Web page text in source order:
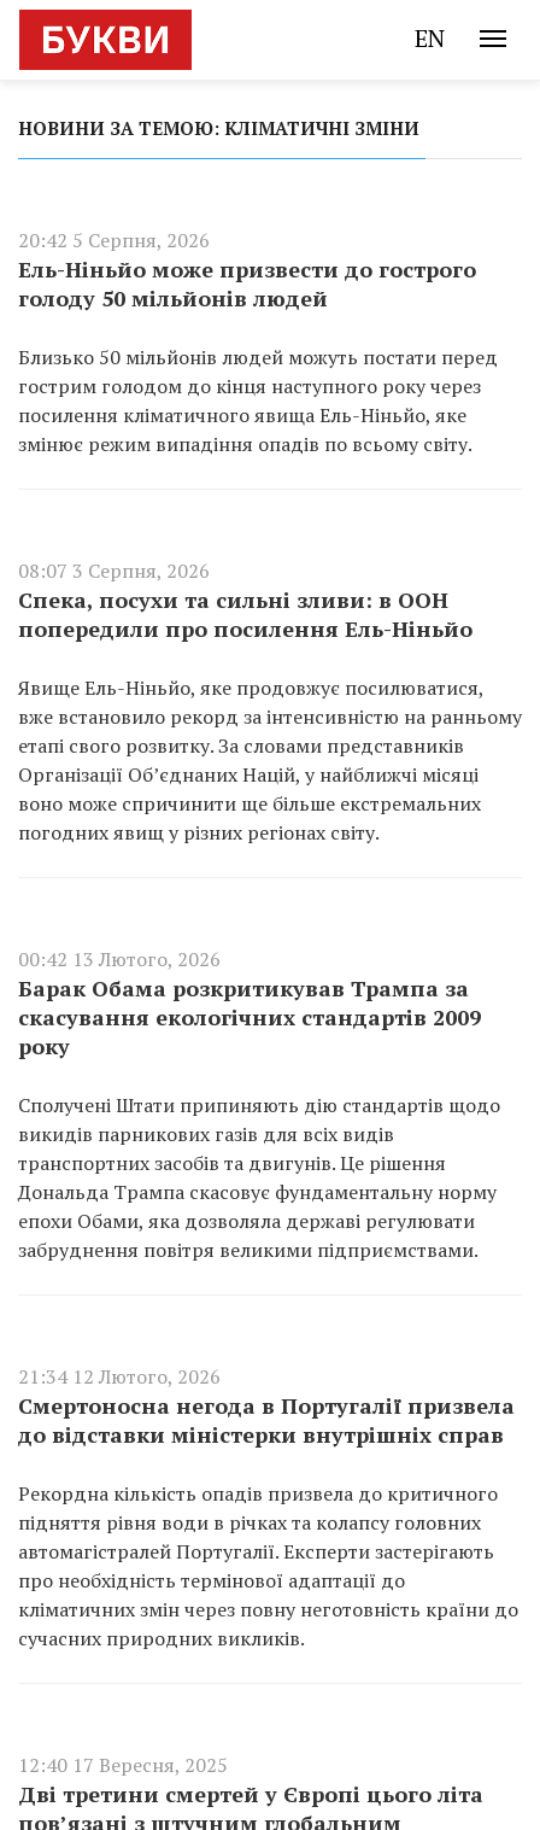
EN
НОВИНИ ЗА ТЕМОЮ: КЛІМАТИЧНІ ЗМІНИ
20:42 5 Серпня, 2026
Ель-Ніньйо може призвести до гострого
голоду 50 мільйонів людей
Близько 50 мільйонів людей можуть постати перед
гострим голодом до кінця наступного року через
посилення кліматичного явища Ель-Ніньйо, яке
змінює режим випадіння опадів по всьому світу.
08:07 3 Серпня, 2026
Спека, посухи та сильні зливи: в ООН
попередили про посилення Ель-Ніньйо
Явище Ель-Ніньйо, яке продовжує посилюватися,
вже встановило рекорд за інтенсивністю на ранньому
етапі свого розвитку. За словами представників
Організації Об’єднаних Націй, у найближчі місяці
воно може спричинити ще більше екстремальних
погодних явищ у різних регіонах світу.
00:42 13 Лютого, 2026
Барак Обама розкритикував Трампа за
скасування екологічних стандартів 2009
року
Сполучені Штати припиняють дію стандартів щодо
викидів парникових газів для всіх видів
транспортних засобів та двигунів. Це рішення
Дональда Трампа скасовує фундаментальну норму
епохи Обами, яка дозволяла державі регулювати
забруднення повітря великими підприємствами.
21:34 12 Лютого, 2026
Смертоносна негода в Португалії призвела
до відставки міністерки внутрішніх справ
Рекордна кількість опадів призвела до критичного
підняття рівня води в річках та колапсу головних
автомагістралей Португалії. Експерти застерігають
про необхідність термінової адаптації до
кліматичних змін через повну неготовність країни до
сучасних природних викликів.
12:40 17 Вересня, 2025
Дві третини смертей у Європі цього літа
пов’язані з штучним глобальним